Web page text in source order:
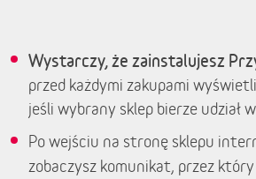
Wystarczy, że zainstalujesz
przed każdymi zakupami
jeśli wybrany sklep bierze udział
Po wejściu na stronę sklepu
zobaczysz komunikat, przez który